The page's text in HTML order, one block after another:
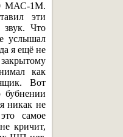
МАС-1М.
эти
звук. Что
услышал
я ещё не
как
Вот
бубнении
никак не
самое
кричит,